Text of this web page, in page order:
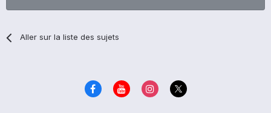
Aller sur la liste des sujets